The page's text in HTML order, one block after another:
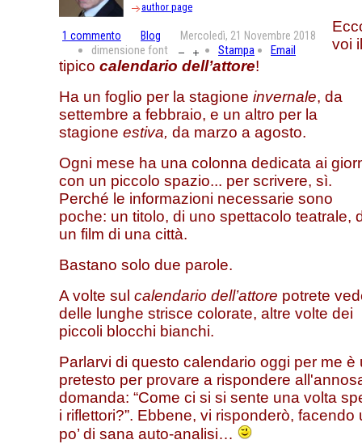
author page
1 commento Blog Mercoledì, 21 Novembre 2018
dimensione font Stampa Email
voi il
tipico calendario dell’attore!
Ha un foglio per la stagione invernale, da
settembre a febbraio, e un altro per la
stagione estiva, da marzo a agosto.
Ogni mese ha una colonna dedicata ai
con un piccolo spazio... per scrivere, sì.
Perché le informazioni necessarie sono
poche: un titolo, di uno spettacolo teatrale,
un film di una città.
Bastano solo due parole.
A volte sul calendario dell’attore potrete
delle lunghe strisce colorate, altre volte dei
piccoli blocchi bianchi.
Parlarvi di questo calendario oggi per me è
pretesto per provare a rispondere
domanda: “Come ci si si sente una volta
i riflettori?”. Ebbene, vi risponderò, facendo
po’ di sana auto-analisi…